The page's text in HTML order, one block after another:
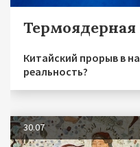
Китайский прорыв в
реальность?
30.07